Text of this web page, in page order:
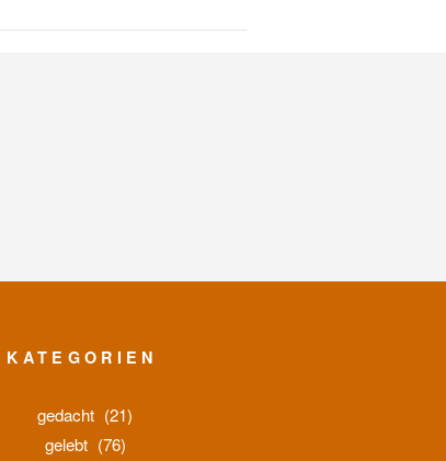
KATEGORIEN
gedacht (21)
gelebt (76)